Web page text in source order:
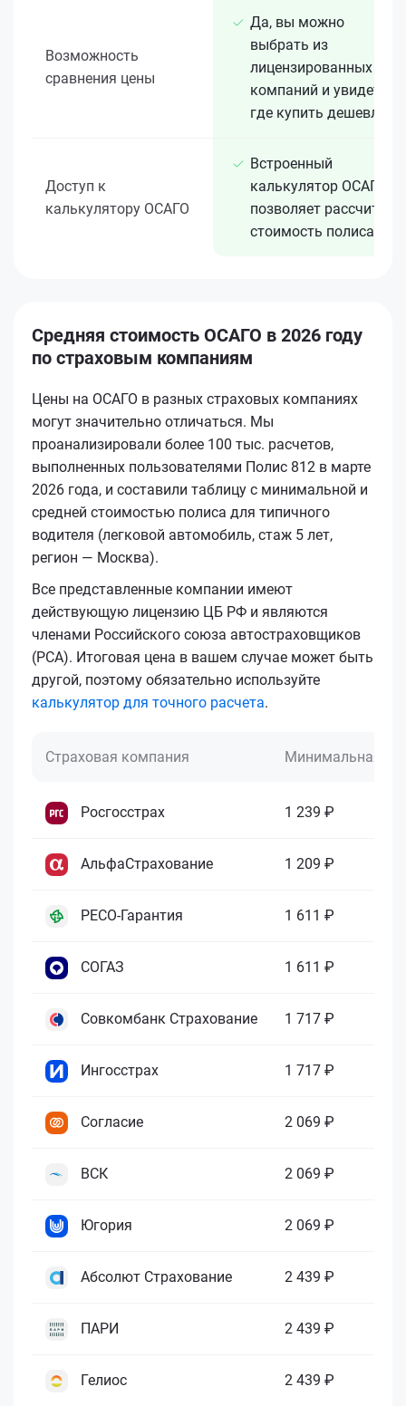
Возможность
сравнения цены
Да, вы можно
выбрать из
лицензированных 15+
компаний и увидеть,
где купить дешевле
Доступ к
калькулятору ОСАГО
Встроенный
калькулятор ОСАГО
позволяет рассчитать
стоимость полиса
Средняя стоимость ОСАГО в 2026 году
по страховым компаниям
Цены на ОСАГО в разных страховых компаниях
могут значительно отличаться. Мы
проанализировали более 100 тыс. расчетов,
выполненных пользователями Полис 812 в марте
2026 года, и составили таблицу с минимальной и
средней стоимостью полиса для типичного
водителя (легковой автомобиль, стаж 5 лет,
регион — Москва).
Все представленные компании имеют
действующую лицензию ЦБ РФ и являются
членами Российского союза автостраховщиков
(РСА). Итоговая цена в вашем случае может быть
другой, поэтому обязательно используйте
калькулятор для точного расчета.
Страховая компания Минимальная
Росгосстрах 1 239 ₽
АльфаСтрахование 1 209 ₽
РЕСО-Гарантия 1 611 ₽
СОГАЗ 1 611 ₽
Совкомбанк Страхование 1 717 ₽
Ингосстрах 1 717 ₽
Согласие 2 069 ₽
ВСК 2 069 ₽
Югория 2 069 ₽
Абсолют Страхование 2 439 ₽
ПАРИ 2 439 ₽
Гелиос 2 439 ₽